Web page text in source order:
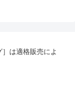
は適格販売によ